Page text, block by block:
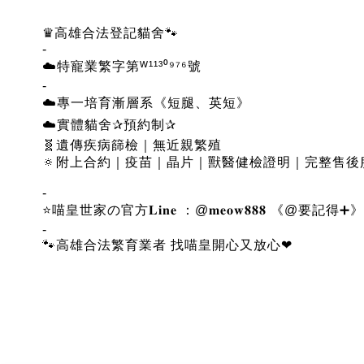
♛高雄合法登記貓舍🐾
-
☁️特寵業繁字第ᵂ¹¹³⁰⁹⁷⁶號
-
☁️專一培育漸層系《短腿、英短》
☁️實體貓舍✰預約制✰
🧬遺傳疾病篩檢｜無近親繁殖
🔅附上合約｜疫苗｜晶片｜獸醫健檢證明｜完整售後
-
⭐喵皇世家の官方𝐋𝐢𝐧𝐞 ：@𝐦𝐞𝐨𝐰𝟖𝟖𝟖 《@要記得➕》
-
🐾高雄合法繁育業者 找喵皇開心又放心❤︎